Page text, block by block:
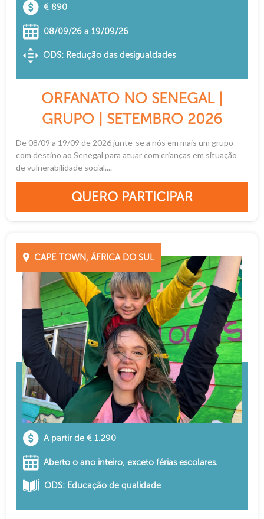
€ 890
08/09/26 a 19/09/26
ODS: Redução das desigualdades
ORFANATO NO SENEGAL |
GRUPO | SETEMBRO 2026
De 08/09 a 19/09 de 2026 junte-se a nós em mais um grupo
com destino ao Senegal para atuar com crianças em situação
de vulnerabilidade social....
QUERO PARTICIPAR
CAPE TOWN, ÁFRICA DO SUL
A partir de € 1.290
Aberto o ano inteiro, exceto férias escolares.
ODS: Educação de qualidade